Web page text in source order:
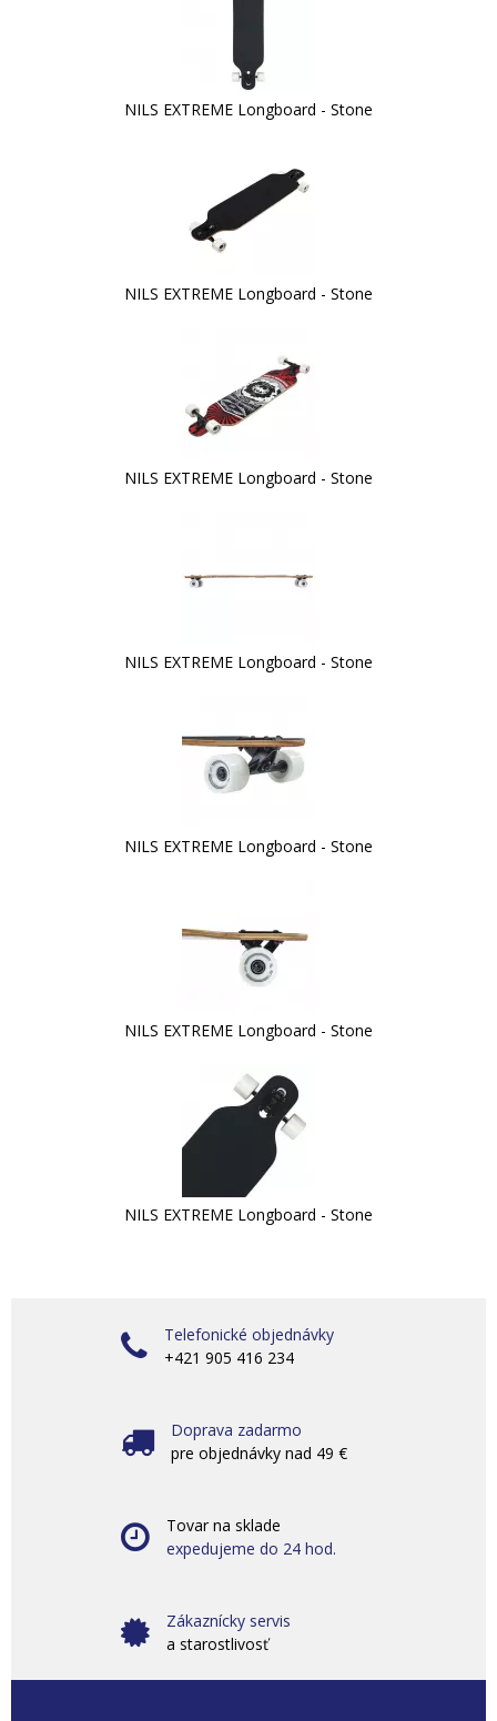
NILS EXTREME Longboard - Stone
NILS EXTREME Longboard - Stone
NILS EXTREME Longboard - Stone
NILS EXTREME Longboard - Stone
NILS EXTREME Longboard - Stone
NILS EXTREME Longboard - Stone
NILS EXTREME Longboard - Stone
Telefonické objednávky
+421 905 416 234
Doprava zadarmo
pre objednávky nad 49 €
Tovar na sklade
expedujeme do 24 hod.
Zákaznícky servis
a starostlivosť